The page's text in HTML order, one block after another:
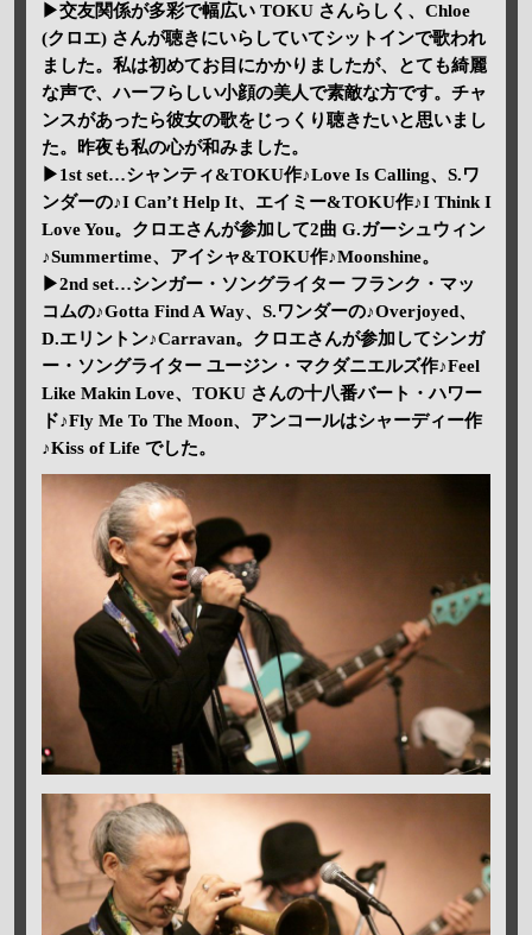
▶交友関係が多彩で幅広い TOKU さんらしく、Chloe
(クロエ) さんが聴きにいらしていてシットインで歌われ
ました。私は初めてお目にかかりましたが、とても綺麗
な声で、ハーフらしい小顔の美人で素敵な方です。チャ
ンスがあったら彼女の歌をじっくり聴きたいと思いまし
た。昨夜も私の心が和みました。
▶1st set…シャンティ&TOKU作♪Love Is Calling、S.ワ
ンダーの♪I Can’t Help It、エイミー&TOKU作♪I Think I
Love You。クロエさんが参加して2曲 G.ガーシュウィン
♪Summertime、アイシャ&TOKU作♪Moonshine。
▶2nd set…シンガー・ソングライター フランク・マッ
コムの♪Gotta Find A Way、S.ワンダーの♪Overjoyed、
D.エリントン♪Carravan。クロエさんが参加してシンガ
ー・ソングライター ユージン・マクダニエルズ作♪Feel
Like Makin Love、TOKU さんの十八番バート・ハワー
ド♪Fly Me To The Moon、アンコールはシャーディー作
♪Kiss of Life でした。